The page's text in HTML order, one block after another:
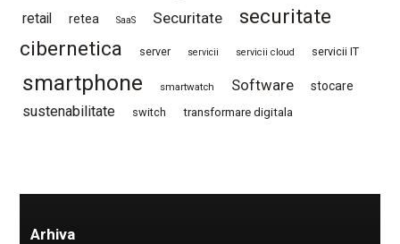
retail retea SaaS Securitate
securitate
cibernetica
server servicii servicii cloud servicii IT
smartphone smartwatch Software stocare
sustenabilitate switch transformare digitala
Arhiva